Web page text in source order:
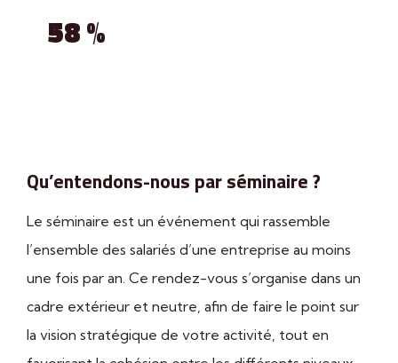
58 %
Qu’entendons-nous par séminaire ?
Le séminaire est un événement qui rassemble
l’ensemble des salariés d’une entreprise au moins
une fois par an. Ce rendez-vous s’organise dans un
cadre extérieur et neutre, afin de faire le point sur
la vision stratégique de votre activité, tout en